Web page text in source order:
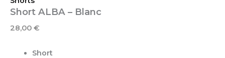
Short ALBA – Blanc
28,00 €
Short